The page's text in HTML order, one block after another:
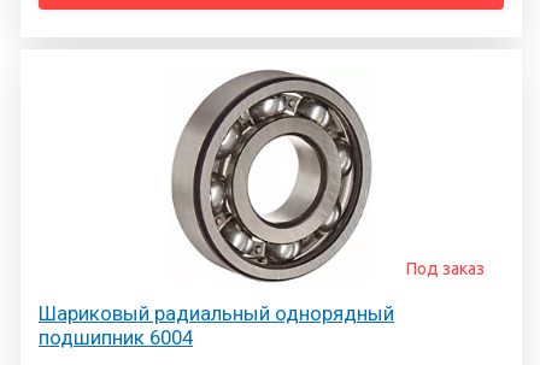
Шариковый радиальный однорядный
подшипник 6004
Под заказ